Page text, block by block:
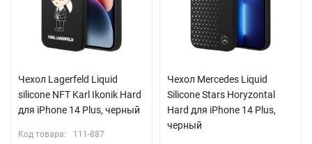
Чехол Lagerfeld Liquid
silicone NFT Karl Ikonik Hard
для iPhone 14 Plus, черный
Код товара: 111-887
Чехол Mercedes Liquid
Silicone Stars Horyzontal
Hard для iPhone 14 Plus,
черный